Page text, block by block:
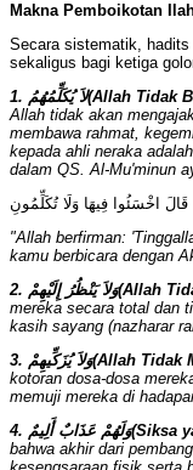
Makna Pemboikotan
Secara sistematik,
sekaligus bagi ketiga
1. لاَ يُكَلِّمُهُمُ(Allah Tidak
Allah tidak akan
membawa rahmat,
kepada ahli neraka
dalam QS. Al-Mu'minun
قَالَ اخْسَئُوا فِيهَا وَلَا تُكَلِّمُونِ
"Allah berfirman:
kamu berbicara dengan
2. وَلاَ يَنْظُرُ إِلَيْهِمْ(Allah
mereka secara total dan
kasih sayang (nazharar
3. وَلاَ يُزَكِّيهِمْ(Allah Tidak
kotoran dosa-dosa
memuji mereka di
4. وَلَهُمْ عَذَابٌ أَلِيمٌ(Siksa
bahwa akhir dari